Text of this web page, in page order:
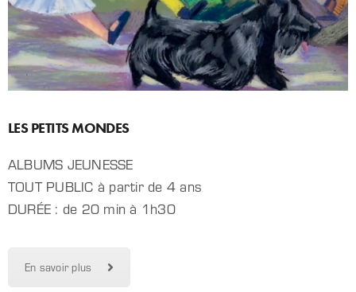
LES PETITS MONDES
ALBUMS JEUNESSE
TOUT PUBLIC à partir de 4 ans
DURÉE : de 20 min à 1h30
En savoir plus